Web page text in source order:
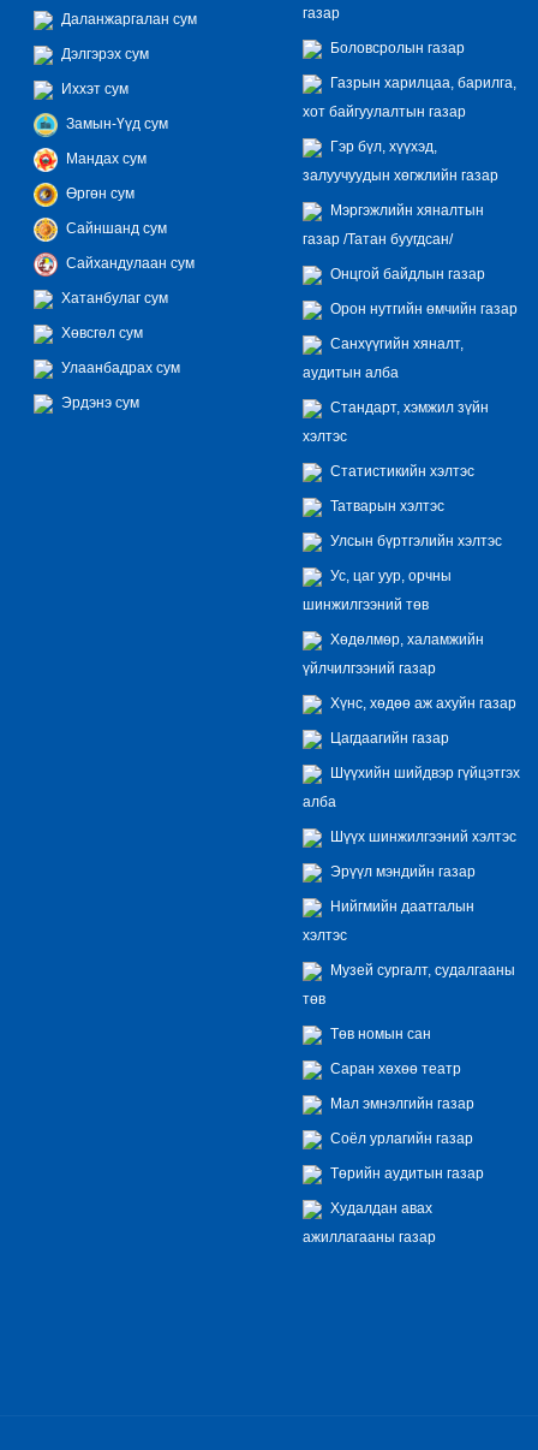
Даланжаргалан сум
Дэлгэрэх сум
Иххэт сум
Замын-Үүд сум
Мандах сум
Өргөн сум
Сайншанд сум
Сайхандулаан сум
Хатанбулаг сум
Хөвсгөл сум
Улаанбадрах сум
Эрдэнэ сум
газар
Боловсролын газар
Газрын харилцаа, барилга,
хот байгуулалтын газар
Гэр бүл, хүүхэд,
залуучуудын хөгжлийн газар
Мэргэжлийн хяналтын
газар /Татан буугдсан/
Онцгой байдлын газар
Орон нутгийн өмчийн газар
Санхүүгийн хяналт,
аудитын алба
Стандарт, хэмжил зүйн
хэлтэс
Статистикийн хэлтэс
Татварын хэлтэс
Улсын бүртгэлийн хэлтэс
Ус, цаг уур, орчны
шинжилгээний төв
Хөдөлмөр, халамжийн
үйлчилгээний газар
Хүнс, хөдөө аж ахуйн газар
Цагдаагийн газар
Шүүхийн шийдвэр гүйцэтгэх
алба
Шүүх шинжилгээний хэлтэс
Эрүүл мэндийн газар
Нийгмийн даатгалын
хэлтэс
Музей сургалт, судалгааны
төв
Төв номын сан
Саран хөхөө театр
Мал эмнэлгийн газар
Соёл урлагийн газар
Төрийн аудитын газар
Худалдан авах
ажиллагааны газар